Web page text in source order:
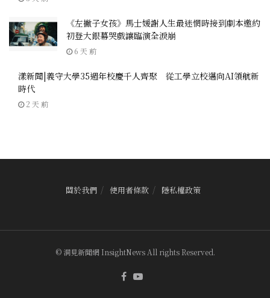
《左撇子女孩》馬士媛謝人生最迷惘時接到劇本邀約
初登大銀幕哭戲讓臨演全淚崩
6 天 前
漾新聞|義守大學35週年校慶千人齊聚 從工學立校邁向AI領航新
時代
2 天 前
關於我們 使用者條款 隱私權政策
© 洞見新聞網 InsightNews All rights Reserved.